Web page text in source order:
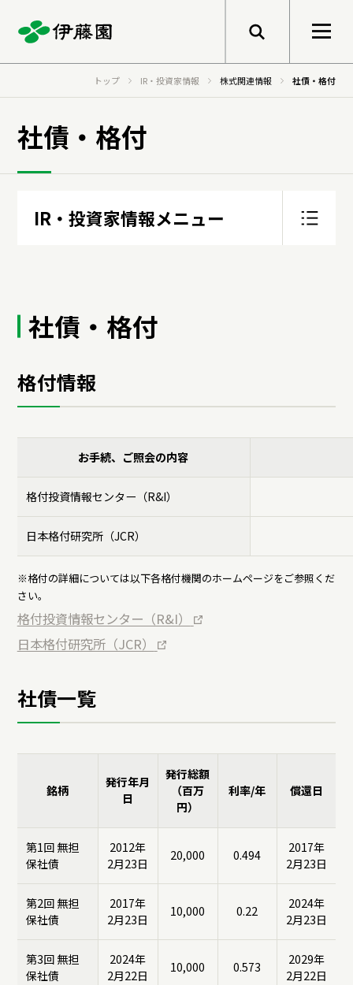
メニューを開く
企業情報
トップメッセージ
グループ経営理念
伊藤園のあゆみ
コンプライアンス
サステナビリティ
マテリアリティ
サステナビリティデータ
統合レポート
研究開発
研究開発への考え方・体制
研究・技術開発
3つの重点テーマ
学会発表・論文
サイエンスキャッスル研究費
共同研究公募制度
IR・投資家情報
個人投資家の皆さまへ
経営戦略
株式関連情報
IRイベント
ディスクロージャーポリシー
よくいただくご質問
ニュースルーム
グローバルサイト お問い合わせ
検索
トップ IR・投資家情報 株式関連情報 社債・格付
社債・格付
IR・投資家情報メニュー
個人投資家の皆さまへ
経営戦略
株式関連情報
IRイベント
IRライブラリ
ディスクロージャーポリシー
社債・格付
格付情報
お手続、ご照会の内容
格付投資情報センター（R&I）
日本格付研究所（JCR）
※格付の詳細については以下各格付機関のホームページをご参照くだ
さい。
格付投資情報センター（R&I）
日本格付研究所（JCR）
社債一覧
銘柄
発行年月
日
発行総額
（百万
円）
利率/年 償還日
第1回 無担
保社債
2012年
2月23日
20,000 0.494
2017年
2月23日
第2回 無担
保社債
2017年
2月23日
10,000 0.22
2024年
2月23日
第3回 無担
保社債
2024年
2月22日
10,000 0.573
2029年
2月22日